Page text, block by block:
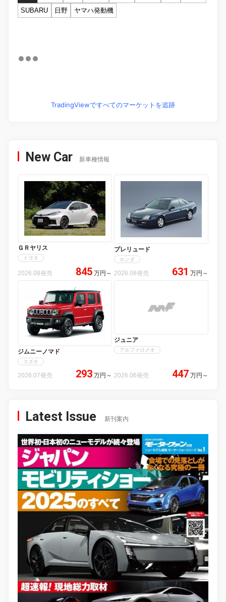
SUBARU
日野 ヤマハ発動機
TradingViewですべてのマーケットを追跡
New Car 新車種情報
ＧＲヤリス
トヨタ
2026.08発売 845 万円 ～
プレリュード
ホンダ
2026.08発売 631 万円 ～
ジムニーノマド
スズキ
2026.07発売 293 万円 ～
ジュニア
アルファロメオ
2026.06発売 447 万円 ～
Latest Issue 新刊案内